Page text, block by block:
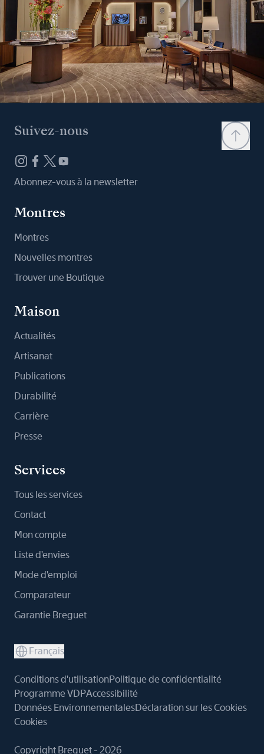
Suivez-nous
Abonnez-vous à la newsletter
Montres
Montres
Nouvelles montres
Trouver une Boutique
Maison
Actualités
Artisanat
Publications
Durabilité
Carrière
Presse
Services
Tous les services
Contact
Mon compte
Liste d'envies
Mode d'emploi
Comparateur
Garantie Breguet
Français
Conditions d'utilisationPolitique de confidentialité
Programme VDPAccessibilité
Données EnvironnementalesDéclaration sur les Cookies
Cookies
Copyright Breguet - 2026